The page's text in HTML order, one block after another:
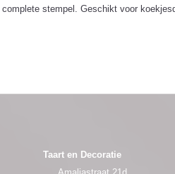
stempel. Geschikt voor
Taart en Decoratie